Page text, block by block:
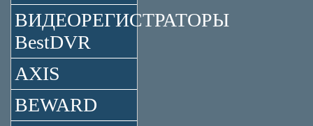
ВИДЕОРЕГИСТРАТОРЫ
BestDVR
AXIS
BEWARD